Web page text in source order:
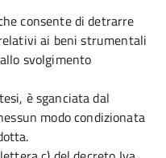
consente di detrarre
ai beni strumentali
svolgimento
è sganciata dal
modo condizionata